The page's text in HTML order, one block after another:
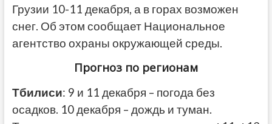
Грузии 10-11 декабря, а в горах возможен
снег. Об этом сообщает Национальное
агентство охраны окружающей среды.
Прогноз по регионам
Тбилиси: 9 и 11 декабря – погода без
осадков. 10 декабря – дождь и туман.